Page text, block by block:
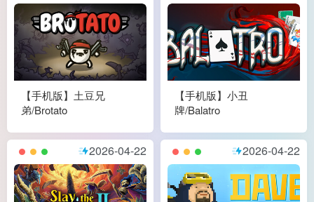
【手机版】土豆兄
弟/Brotato
【手机版】小丑
牌/Balatro
2026-04-22 2026-04-22